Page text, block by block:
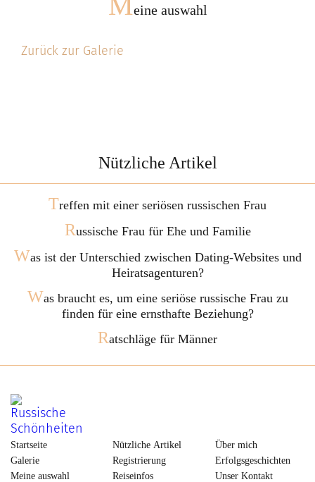
eine auswahl
Zurück zur Galerie
Nützliche Artikel
Treffen mit einer seriösen russischen Frau
Russische Frau für Ehe und Familie
Was ist der Unterschied zwischen Dating-Websites und
Heiratsagenturen?
Was braucht es, um eine seriöse russische Frau zu
finden für eine ernsthafte Beziehung?
Ratschläge für Männer
Startseite
Galerie
Meine auswahl
Nützliche Artikel
Registrierung
Reiseinfos
Über mich
Erfolgsgeschichten
Unser Kontakt